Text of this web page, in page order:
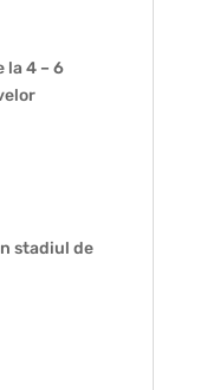
la 4 – 6
stadiul de